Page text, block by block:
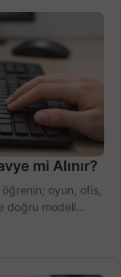
mi Alınır?
oyun, ofis,
doğru modeli